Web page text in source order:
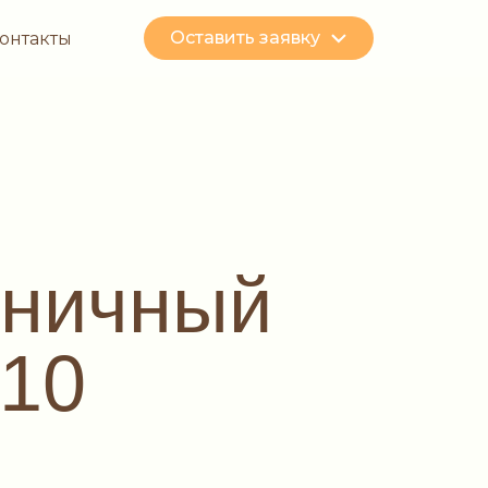
Оставить заявку